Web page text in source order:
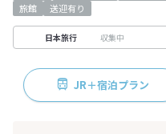
旅館
送迎有り
日本旅行 収集中
JR＋宿泊プラン